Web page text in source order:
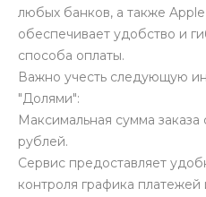
любых банков, а также
обеспечивает удобство и
способа оплаты.
Важно учесть следующую
"Долями":
Максимальная сумма
рублей.
Сервис предоставляет
контроля графика